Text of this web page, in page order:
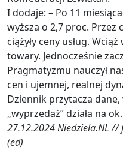
I dodaje: – Po 11
wyższa o 2,7 proc. Przez
ciążyły ceny usług.
towary. Jednocześnie
Pragmatyzmu nauczył
cen i ujemnej, realnej
Dziennik przytacza dane,
„wyprzedaż” działa na
27.12.2024 Niedziela.NL //
(ed)